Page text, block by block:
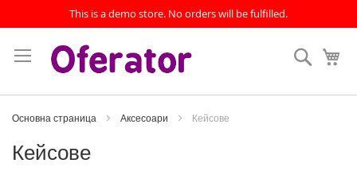
This is a demo store. No orders will be fulfilled.
към
съдържанието
Основна страница Аксесоари Кейсове
Кейсове